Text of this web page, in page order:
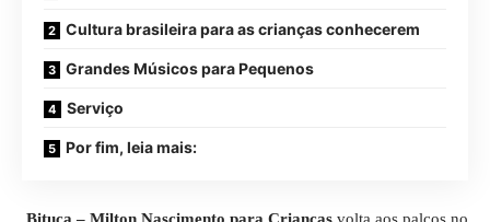
Cultura brasileira para as crianças conhecerem
Grandes Músicos para Pequenos
Serviço
Por fim, leia mais:
Bituca – Milton Nascimento para Crianças volta aos palcos no